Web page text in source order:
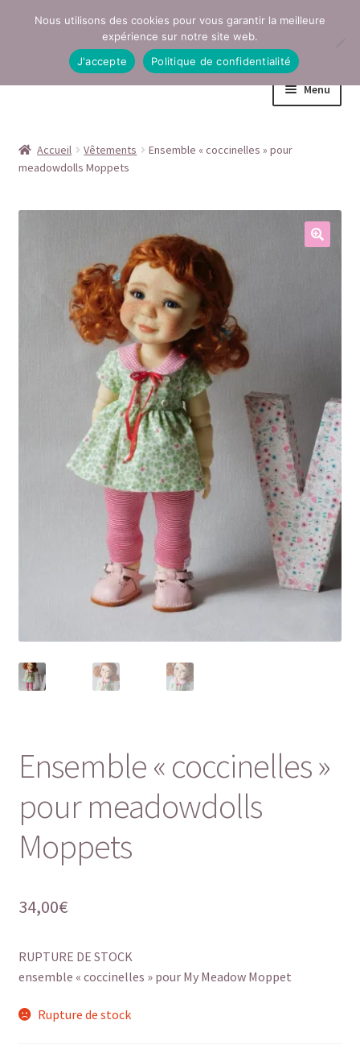
Aller
navigation
Aller
Menu
Conditions générales de vente
Contact
Mentions légales
Mon compte
Page Boutique
Panier
Politique de confidentialité
Politique de cookies (UE)
Validation de la commande
Accueil Vêtements
Ensemble « coccinelles » pour
meadowdolls Moppets
Ensemble « coccinelles »
pour meadowdolls
Moppets
34,00€
RUPTURE DE STOCK
ensemble « coccinelles » pour My Meadow Moppet
Rupture de stock
Nous utilisons des cookies pour vous garantir la meilleure
expérience sur notre site web.
J'accepte
Politique de confidentialité